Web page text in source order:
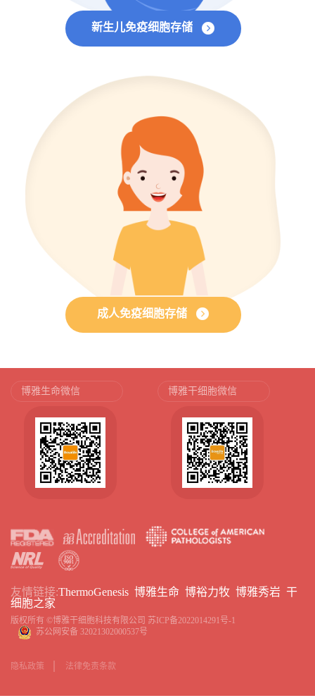
新生儿免疫细胞存储
成人免疫细胞存储
博雅生命微信 博雅干细胞微信
友情链接:ThermoGenesis 博雅生命 博裕力牧 博雅秀岩 干
细胞之家
版权所有 ©博雅干细胞科技有限公司 苏ICP备2022014291号-1
苏公网安备 32021302000537号
隐私政策 法律免责条款